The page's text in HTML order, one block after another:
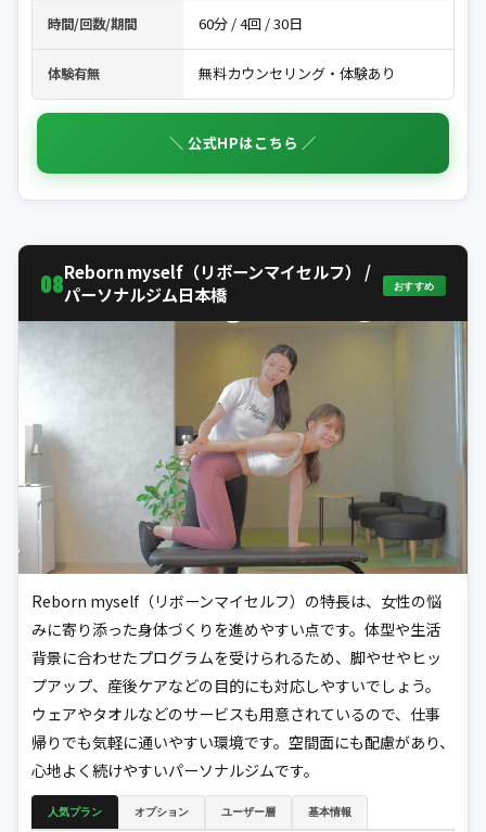
時間/回数/期間 60分 / 4回 / 30日
体験有無 無料カウンセリング・体験あり
＼ 公式HPはこちら ／
08Reborn myself（リボーンマイセルフ） /
パーソナルジム日本橋
おすすめ
Reborn myself（リボーンマイセルフ）の特長は、女性の悩
みに寄り添った身体づくりを進めやすい点です。体型や生活
背景に合わせたプログラムを受けられるため、脚やせやヒッ
プアップ、産後ケアなどの目的にも対応しやすいでしょう。
ウェアやタオルなどのサービスも用意されているので、仕事
帰りでも気軽に通いやすい環境です。空間面にも配慮があり、
心地よく続けやすいパーソナルジムです。
人気プラン オプション ユーザー層 基本情報